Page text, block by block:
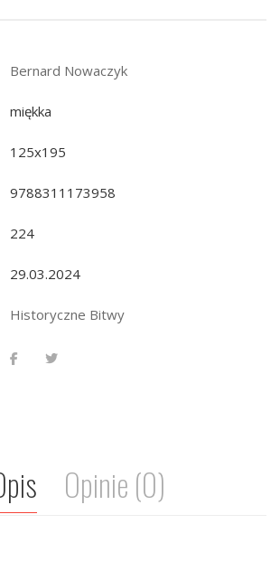
Bernard Nowaczyk
miękka
125x195
9788311173958
224
29.03.2024
Historyczne Bitwy
Opinie (0)